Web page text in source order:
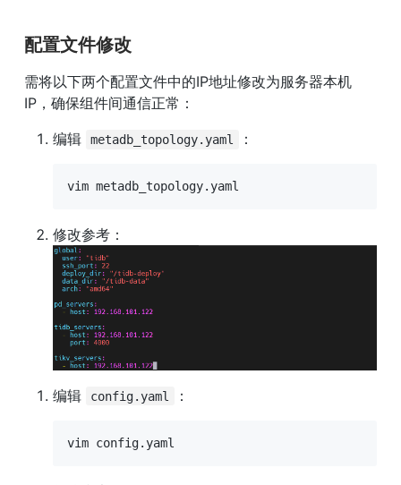
配置文件修改
需将以下两个配置文件中的IP地址修改为服务器本机
IP，确保组件间通信正常：
编辑
metadb_topology.yaml ：
vim metadb_topology.yaml
编辑 config.yaml ：
vim config.yaml